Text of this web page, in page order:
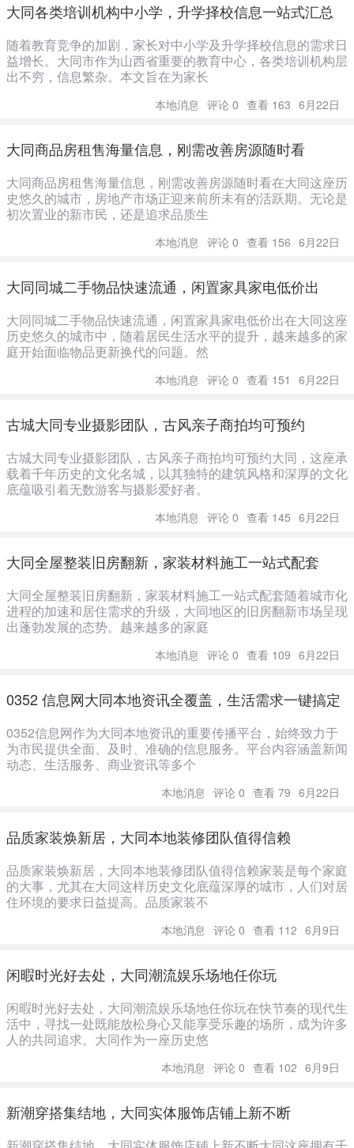
大同各类培训机构中小学，升学择校信息一站式汇总
随着教育竞争的加剧，家长对中小学及升学择校信息的需求日
益增长。大同市作为山西省重要的教育中心，各类培训机构层
出不穷，信息繁杂。本文旨在为家长
本地消息 评论 0 查看 163 6月22日
大同商品房租售海量信息，刚需改善房源随时看
大同商品房租售海量信息，刚需改善房源随时看在大同这座历
史悠久的城市，房地产市场正迎来前所未有的活跃期。无论是
初次置业的新市民，还是追求品质生
本地消息 评论 0 查看 156 6月22日
大同同城二手物品快速流通，闲置家具家电低价出
大同同城二手物品快速流通，闲置家具家电低价出在大同这座
历史悠久的城市中，随着居民生活水平的提升，越来越多的家
庭开始面临物品更新换代的问题。然
本地消息 评论 0 查看 151 6月22日
古城大同专业摄影团队，古风亲子商拍均可预约
古城大同专业摄影团队，古风亲子商拍均可预约大同，这座承
载着千年历史的文化名城，以其独特的建筑风格和深厚的文化
底蕴吸引着无数游客与摄影爱好者。
本地消息 评论 0 查看 145 6月22日
大同全屋整装旧房翻新，家装材料施工一站式配套
大同全屋整装旧房翻新，家装材料施工一站式配套随着城市化
进程的加速和居住需求的升级，大同地区的旧房翻新市场呈现
出蓬勃发展的态势。越来越多的家庭
本地消息 评论 0 查看 109 6月22日
0352 信息网大同本地资讯全覆盖，生活需求一键搞定
0352信息网作为大同本地资讯的重要传播平台，始终致力于
为市民提供全面、及时、准确的信息服务。平台内容涵盖新闻
动态、生活服务、商业资讯等多个
本地消息 评论 0 查看 79 6月22日
品质家装焕新居，大同本地装修团队值得信赖
品质家装焕新居，大同本地装修团队值得信赖家装是每个家庭
的大事，尤其在大同这样历史文化底蕴深厚的城市，人们对居
住环境的要求日益提高。品质家装不
本地消息 评论 0 查看 112 6月9日
闲暇时光好去处，大同潮流娱乐场地任你玩
闲暇时光好去处，大同潮流娱乐场地任你玩在快节奏的现代生
活中，寻找一处既能放松身心又能享受乐趣的场所，成为许多
人的共同追求。大同作为一座历史悠
本地消息 评论 0 查看 102 6月9日
新潮穿搭集结地，大同实体服饰店铺上新不断